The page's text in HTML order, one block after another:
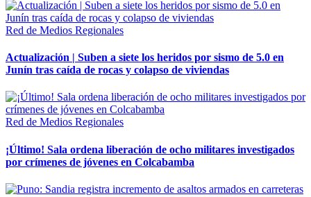
Red de Medios Regionales
Actualización | Suben a siete los heridos por sismo de 5.0 en
Junín tras caída de rocas y colapso de viviendas
Red de Medios Regionales
¡Último! Sala ordena liberación de ocho militares investigados
por crímenes de jóvenes en Colcabamba